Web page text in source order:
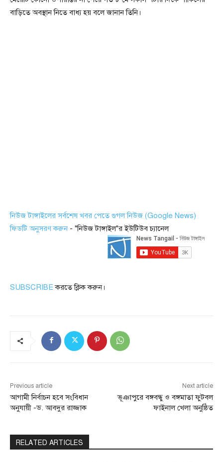
বাড়িতে অবস্থান নিতে বাধ্য হয় বলে জানান তিনি।
নিউজ টাঙ্গাইলের সর্বশেষ খবর পেতে গুগল নিউজ (Google News)
ফিডটি অনুসরণ করুন - "নিউজ টাঙ্গাইল"র ইউটিউব চ্যানেল
SUBSCRIBEকরতে ক্লিক করুন।
Previous article
আগামী নির্বাচন হবে সংবিধান
অনুযায়ী -ড. আবদুর রাজ্জাক
Next article
ভূঞাপুরে বঙ্গবন্ধু ও বঙ্গমাতা ফুটবল
ফাইনাল খেলা অনুষ্ঠিত
RELATED ARTICLES